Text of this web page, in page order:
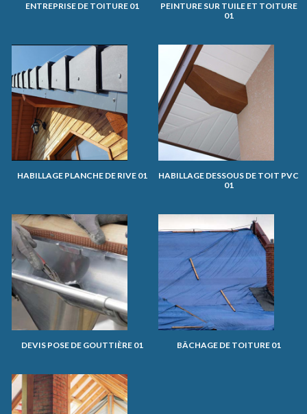
ENTREPRISE DE TOITURE 01
PEINTURE SUR TUILE ET TOITURE
01
HABILLAGE PLANCHE DE RIVE 01
HABILLAGE DESSOUS DE TOIT PVC
01
DEVIS POSE DE GOUTTIÈRE 01 BÂCHAGE DE TOITURE 01